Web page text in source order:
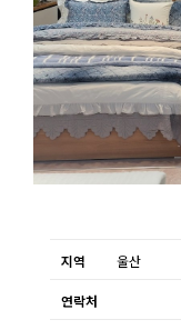
지역 울산
연락처